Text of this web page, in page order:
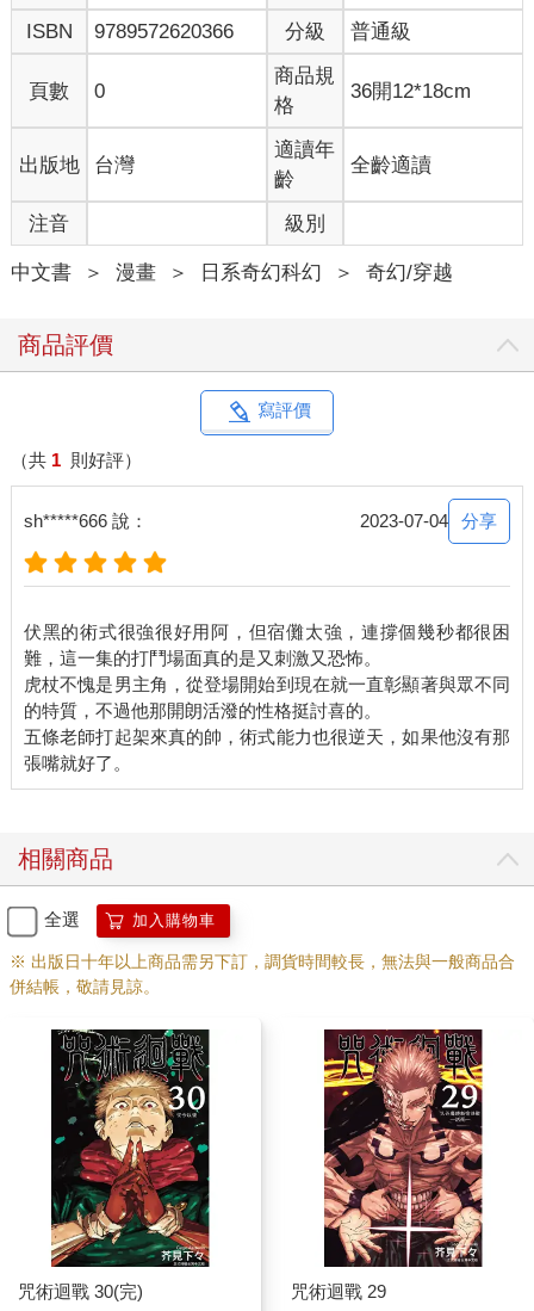
ISBN 9789572620366 分級 普通級
頁數 0
商品規
格
36開12*18cm
出版地 台灣
適讀年
齡
全齡適讀
注音 級別
中文書 ＞ 漫畫 ＞ 日系奇幻科幻 ＞ 奇幻/穿越
商品評價
寫評價
（共 1 則好評）
sh*****666 說： 2023-07-04 分享
伏黑的術式很強很好用阿，但宿儺太強，連撐個幾秒都很困
難，這一集的打鬥場面真的是又刺激又恐怖。
虎杖不愧是男主角，從登場開始到現在就一直彰顯著與眾不同
的特質，不過他那開朗活潑的性格挺討喜的。
五條老師打起架來真的帥，術式能力也很逆天，如果他沒有那
相關商品
全選 加入購物車
※ 出版日十年以上商品需另下訂，調貨時間較長，無法與一般商品合
併結帳，敬請見諒。
咒術迴戰 30(完) 咒術迴戰 29